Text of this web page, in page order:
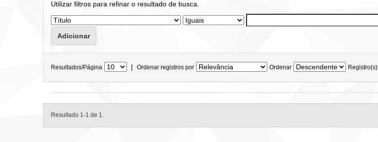
Utilizar filtros para refinar o resultado de busca.
Resultados/Página | Ordenar registros por Ordenar Registro(s)
Resultado 1-1 de 1.